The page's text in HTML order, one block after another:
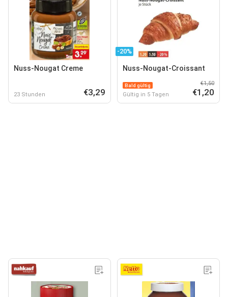
Nuss-Nougat Creme
23 Stunden €3,29
-20%
Nuss-Nougat-Croissant
Bald gültig
Gültig in 5 Tagen
€1,50
€1,20